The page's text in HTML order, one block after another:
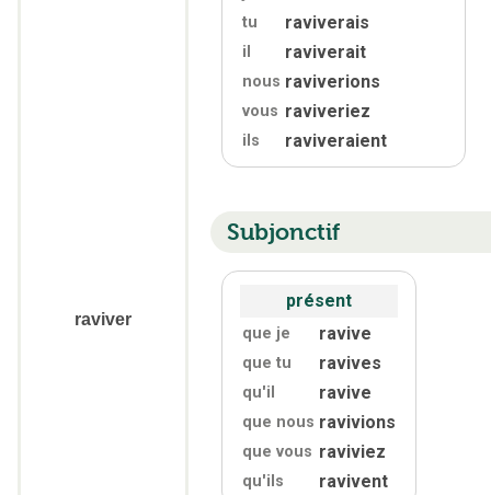
raviver
tu raviverais
il raviverait
nous raviverions
vous raviveriez
ils raviveraient
Subjonctif
présent
que je ravive
que tu ravives
qu'il ravive
que nous ravivions
que vous raviviez
qu'ils ravivent